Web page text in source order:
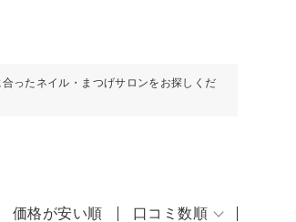
ったネイル・まつげサロンをお探しくだ
価格が安い順 口コミ数順